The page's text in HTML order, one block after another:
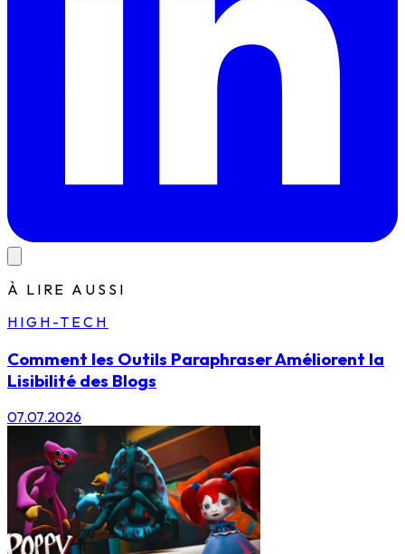
À LIRE AUSSI
HIGH-TECH
Comment les Outils Paraphraser Améliorent la
Lisibilité des Blogs
07.07.2026